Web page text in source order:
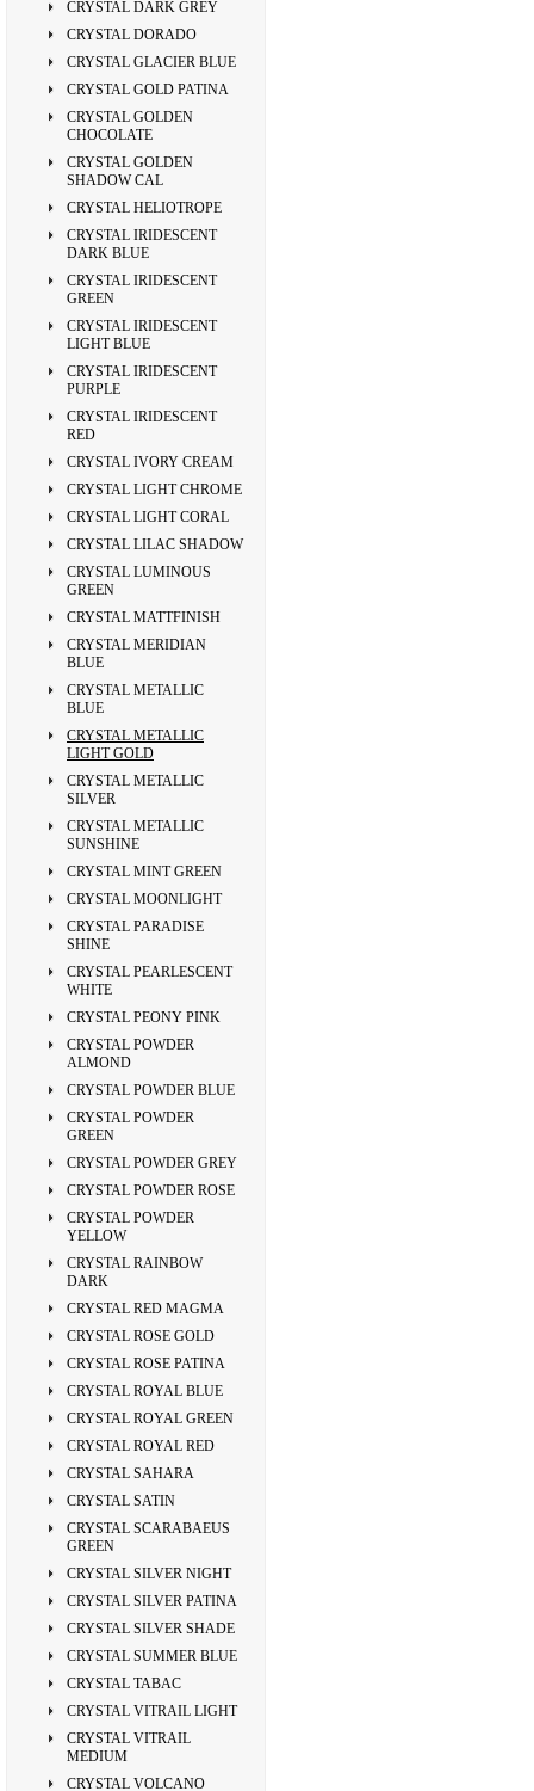
CRYSTAL DARK GREY
CRYSTAL DORADO
CRYSTAL GLACIER BLUE
CRYSTAL GOLD PATINA
CRYSTAL GOLDEN
CHOCOLATE
CRYSTAL GOLDEN
SHADOW CAL
CRYSTAL HELIOTROPE
CRYSTAL IRIDESCENT
DARK BLUE
CRYSTAL IRIDESCENT
GREEN
CRYSTAL IRIDESCENT
LIGHT BLUE
CRYSTAL IRIDESCENT
PURPLE
CRYSTAL IRIDESCENT
RED
CRYSTAL IVORY CREAM
CRYSTAL LIGHT CHROME
CRYSTAL LIGHT CORAL
CRYSTAL LILAC SHADOW
CRYSTAL LUMINOUS
GREEN
CRYSTAL MATTFINISH
CRYSTAL MERIDIAN
BLUE
CRYSTAL METALLIC
BLUE
CRYSTAL METALLIC
LIGHT GOLD
CRYSTAL METALLIC
SILVER
CRYSTAL METALLIC
SUNSHINE
CRYSTAL MINT GREEN
CRYSTAL MOONLIGHT
CRYSTAL PARADISE
SHINE
CRYSTAL PEARLESCENT
WHITE
CRYSTAL PEONY PINK
CRYSTAL POWDER
ALMOND
CRYSTAL POWDER BLUE
CRYSTAL POWDER
GREEN
CRYSTAL POWDER GREY
CRYSTAL POWDER ROSE
CRYSTAL POWDER
YELLOW
CRYSTAL RAINBOW
DARK
CRYSTAL RED MAGMA
CRYSTAL ROSE GOLD
CRYSTAL ROSE PATINA
CRYSTAL ROYAL BLUE
CRYSTAL ROYAL GREEN
CRYSTAL ROYAL RED
CRYSTAL SAHARA
CRYSTAL SATIN
CRYSTAL SCARABAEUS
GREEN
CRYSTAL SILVER NIGHT
CRYSTAL SILVER PATINA
CRYSTAL SILVER SHADE
CRYSTAL SUMMER BLUE
CRYSTAL TABAC
CRYSTAL VITRAIL LIGHT
CRYSTAL VITRAIL
MEDIUM
CRYSTAL VOLCANO